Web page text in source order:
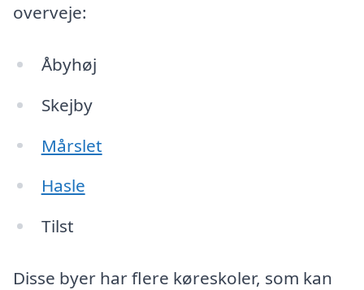
overveje:
Åbyhøj
Skejby
Mårslet
Hasle
Tilst
Disse byer har flere køreskoler, som kan